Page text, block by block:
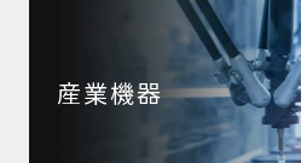
産業機器